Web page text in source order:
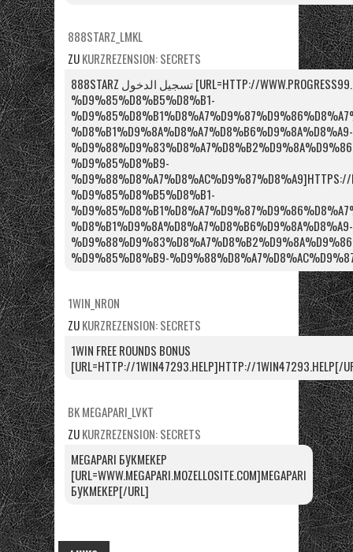
888STARZ_LMKL
ZUKURZREZENSION: SECRETS
888STARZ تسجيل الدخول [URL=HTTP://WWW.PROGRESS99.RU/888STARZ-
%D9%85%D8%B5%D8%B1-
%D8%B1%D9%8A%D8%A7%D8%B6%D9%8A%D8%A9-
%D9%85%D8%B9-
%D9%88%D8%A7%D8%AC%D9%87%D8%A9]HTTPS://
%D9%85%D8%B5%D8%B1-
%D8%B1%D9%8A%D8%A7%D8%B6%D9%8A%D8%A9-
%D9%85%D8%B9-
1WIN_NRON
ZUKURZREZENSION: SECRETS
1WIN FREE ROUNDS BONUS
[URL=HTTP://1WIN47293.HELP]HTTP://1WIN47293.HELP[/
BK MEGAPARI_LVKT
ZUKURZREZENSION: SECRETS
MEGAPARI БУКМЕКЕР
[URL=WWW.MEGAPARI.MOZELLOSITE.COM]MEGAPARI
БУКМЕКЕР[/URL]